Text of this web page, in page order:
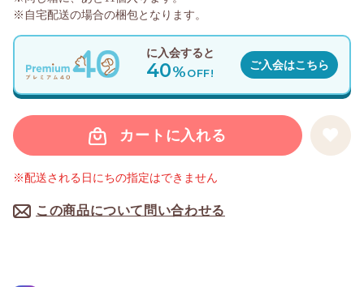
カートに入れる
この商品について問い合わせる
※配送される日にちの指定はできません
に入会すると
40%OFF!
ご入会はこちら
※自宅配送の場合の梱包となります。